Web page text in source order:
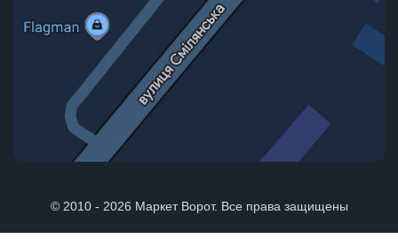
© 2010 - 2026 Маркет Ворот. Все права защищены